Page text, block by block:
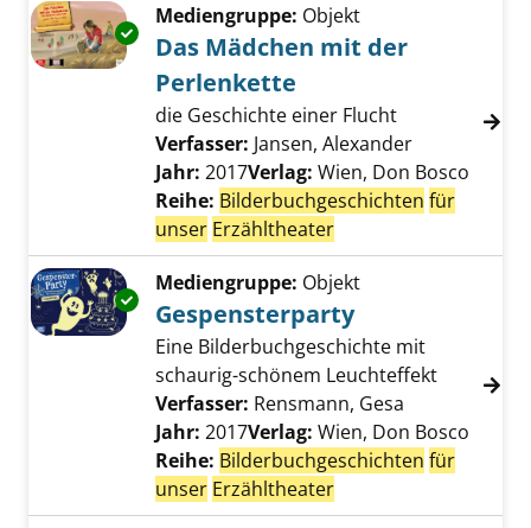
Exemplar-Details von Das Mädchen mit der
Mediengruppe: Objekt
Das Mädchen mit der
Perlenkette
die Geschichte einer Flucht
Verfasser: Jansen, Alexander
Jahr: 2017Verlag: Wien, Don Bosco
Reihe: Bilderbuchgeschichten für
unser Erzähltheater
Exemplar-Details von Gespensterparty
Mediengruppe: Objekt
Gespensterparty
Eine Bilderbuchgeschichte mit
schaurig-schönem Leuchteffekt
Verfasser: Rensmann, Gesa
Jahr: 2017Verlag: Wien, Don Bosco
Reihe: Bilderbuchgeschichten für
unser Erzähltheater